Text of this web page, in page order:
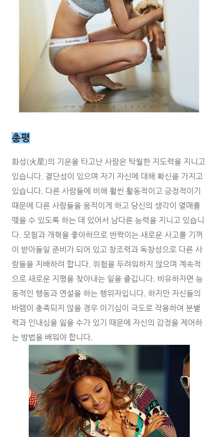
총평
화성(火星)의 기운을 타고난 사람은 탁월한 지도력을 지니고
있습니다. 결단성이 있으며 자기 자신에 대해 확신을 가지고
있습니다. 다른 사람들에 비해 훨씬 활동적이고 긍정적이기
때문에 다른 사람들을 움직이게 하고 당신의 생각이 열매를
맺을 수 있도록 하는 데 있어서 남다른 능력을 지니고 있습니
다. 모험과 개혁을 좋아하므로 반짝이는 새로운 사고를 기꺼
이 받아들일 준비가 되어 있고 창조력과 독창성으로 다른 사
람들을 지배하려 합니다. 위험을 두려워하지 않으며 계속적
으로 새로운 지평을 찾아내는 일을 즐깁니다. 비유하자면 능
동적인 행동과 연설을 하는 행위자입니다. 하지만 자신들의
바램이 충족되지 않을 경우 이기심이 극도로 작용하여 분별
력과 인내심을 잃을 수가 있기 때문에 자신의 감정을 제어하
는 방법을 배워야 합니다.